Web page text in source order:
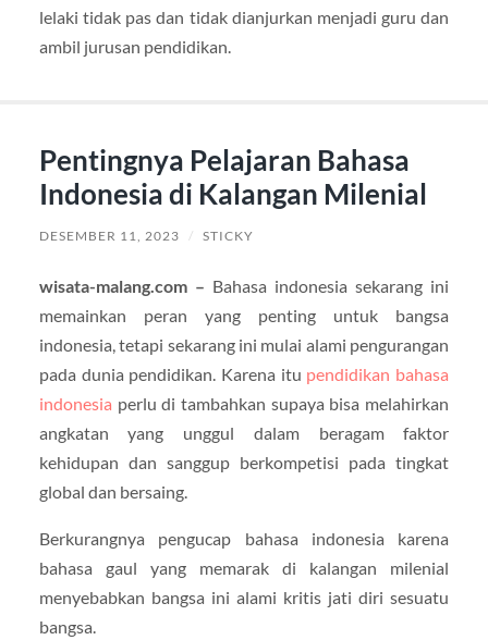
lelaki tidak pas dan tidak dianjurkan menjadi guru dan
ambil jurusan pendidikan.
Pentingnya Pelajaran Bahasa
Indonesia di Kalangan Milenial
DESEMBER 11, 2023 / STICKY
wisata-malang.com – Bahasa indonesia sekarang ini
memainkan peran yang penting untuk bangsa
indonesia, tetapi sekarang ini mulai alami pengurangan
pada dunia pendidikan. Karena itu pendidikan bahasa
indonesia perlu di tambahkan supaya bisa melahirkan
angkatan yang unggul dalam beragam faktor
kehidupan dan sanggup berkompetisi pada tingkat
global dan bersaing.
Berkurangnya pengucap bahasa indonesia karena
bahasa gaul yang memarak di kalangan milenial
menyebabkan bangsa ini alami kritis jati diri sesuatu
bangsa.